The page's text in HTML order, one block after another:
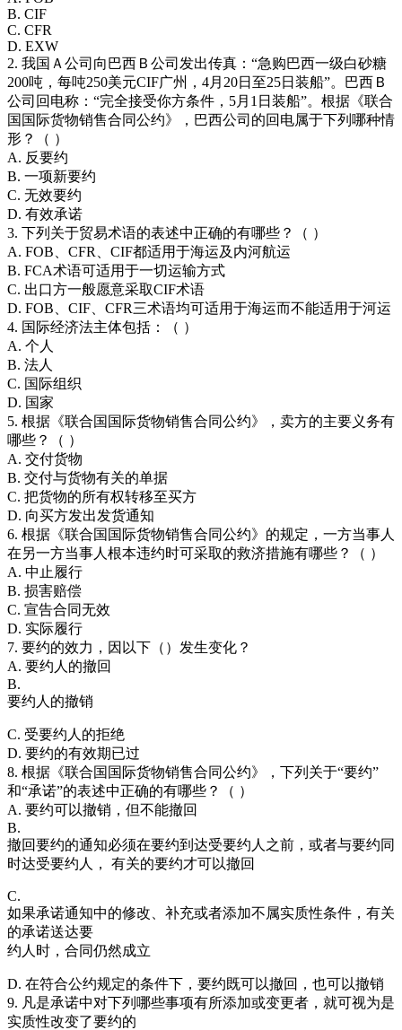
B. CIF
C. CFR
D. EXW
2. 我国Ａ公司向巴西Ｂ公司发出传真：“急购巴西一级白砂糖
200吨，每吨250美元CIF广州，4月20日至25日装船”。巴西Ｂ
公司回电称：“完全接受你方条件，5月1日装船”。根据《联合
国国际货物销售合同公约》，巴西公司的回电属于下列哪种情
形？（ ）
A. 反要约
B. 一项新要约
C. 无效要约
D. 有效承诺
3. 下列关于贸易术语的表述中正确的有哪些？（ ）
A. FOB、CFR、CIF都适用于海运及内河航运
B. FCA术语可适用于一切运输方式
C. 出口方一般愿意采取CIF术语
D. FOB、CIF、CFR三术语均可适用于海运而不能适用于河运
4. 国际经济法主体包括：（ ）
A. 个人
B. 法人
C. 国际组织
D. 国家
5. 根据《联合国国际货物销售合同公约》，卖方的主要义务有
哪些？（ ）
A. 交付货物
B. 交付与货物有关的单据
C. 把货物的所有权转移至买方
D. 向买方发出发货通知
6. 根据《联合国国际货物销售合同公约》的规定，一方当事人
在另一方当事人根本违约时可采取的救济措施有哪些？（ ）
A. 中止履行
B. 损害赔偿
C. 宣告合同无效
D. 实际履行
7. 要约的效力，因以下（）发生变化？
A. 要约人的撤回
B.
要约人的撤销
C. 受要约人的拒绝
D. 要约的有效期已过
8. 根据《联合国国际货物销售合同公约》，下列关于“要约”
和“承诺”的表述中正确的有哪些？（ ）
A. 要约可以撤销，但不能撤回
B.
撤回要约的通知必须在要约到达受要约人之前，或者与要约同
时达受要约人， 有关的要约才可以撤回
C.
如果承诺通知中的修改、补充或者添加不属实质性条件，有关
的承诺送达要
约人时，合同仍然成立
D. 在符合公约规定的条件下，要约既可以撤回，也可以撤销
9. 凡是承诺中对下列哪些事项有所添加或变更者，就可视为是
实质性改变了要约的